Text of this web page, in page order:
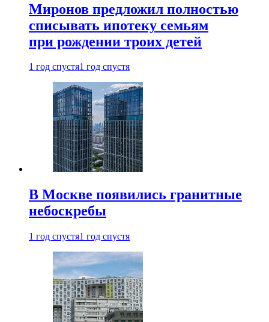
Миронов предложил полностью
списывать ипотеку семьям
при рождении троих детей
1 год спустя1 год спустя
В Москве появились гранитные
небоскребы
1 год спустя1 год спустя